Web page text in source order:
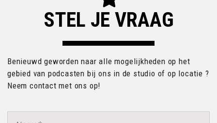
STEL JE VRAAG
Benieuwd geworden naar alle mogelijkheden op het
gebied van podcasten bij ons in de studio of op locatie ?
Neem contact met ons op!